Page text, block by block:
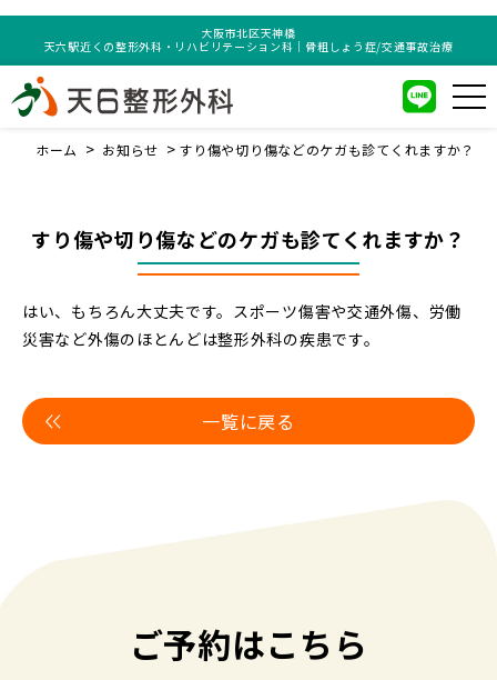
大阪市北区天神橋
天六駅近くの整形外科・リハビリテーション科｜骨粗しょう症/交通事故治療
ホーム お知らせ すり傷や切り傷などのケガも診てくれますか？
すり傷や切り傷などのケガも診てくれますか？
はい、もちろん大丈夫です。スポーツ傷害や交通外傷、労働
災害など外傷のほとんどは整形外科の疾患です。
一覧に戻る
ご予約はこちら